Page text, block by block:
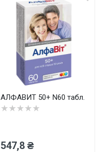
АЛФАВИТ 50+ N60 табл.
★★★★★
547,8 ₴